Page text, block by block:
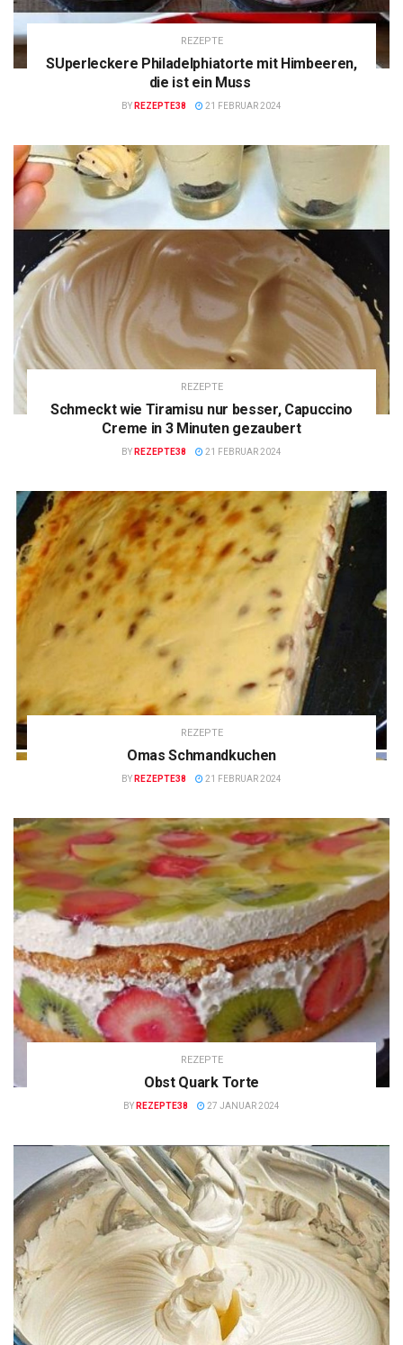
REZEPTE
SUperleckere Philadelphiatorte mit Himbeeren,
die ist ein Muss
BY REZEPTE38 21 FEBRUAR 2024
REZEPTE
Schmeckt wie Tiramisu nur besser, Capuccino
Creme in 3 Minuten gezaubert
BY REZEPTE38 21 FEBRUAR 2024
REZEPTE
Omas Schmandkuchen
BY REZEPTE38 21 FEBRUAR 2024
REZEPTE
Obst Quark Torte
BY REZEPTE38 27 JANUAR 2024